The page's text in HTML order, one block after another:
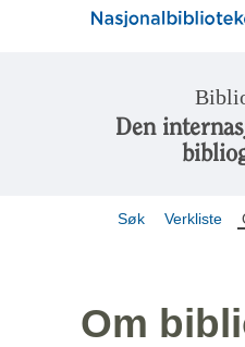
Den
Søk Verkliste
Om